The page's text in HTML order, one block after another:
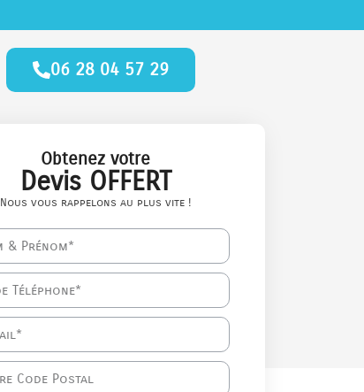
06 28 04 57 29
Obtenez votre
Devis OFFERT
Nous vous rappelons au plus vite !